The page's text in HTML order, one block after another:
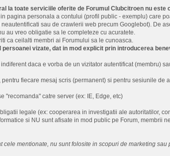
la toate serviciile oferite de Forumul Clubcitroen nu este
pagina personala a contului (profil public - exemplu) care
sau de crawlerii web precum Googlebot). De
au vreo obligatie sa le completeze cu acuratete.
ca ceilalti membri ai Forumului sa le cunoasca.
vizate, dat in mod explicit prin introducerea
daca e vorba de un vizitator autentificat (membru)
fiecare mesaj scris (permanent) si pentru sesiunile de
"recomanda" catre server (ex: IE, Edge, etc)
legale (ex: cooperarea in investigatii ale autoritatilor,
si NU sunt afisate in mod public pe Forum, membrii
mentionate, nu sunt folosite in scopuri de marketing